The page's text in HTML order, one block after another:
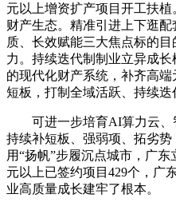
元以上增资扩产项目开工扶
财产生态。精准引进上下逛
质、长效赋能三大焦点标的
力。持续迭代制制业立异成
的现代化财产系统，补齐高
短板，打制全域活跃、持续迭
可进一步培育AI算力云、
持续补短板、强弱项、拓劣
用“扬帆”步履沉点城市，广
元以上已签约项目429个，广
业高质量成长建牢了根本。